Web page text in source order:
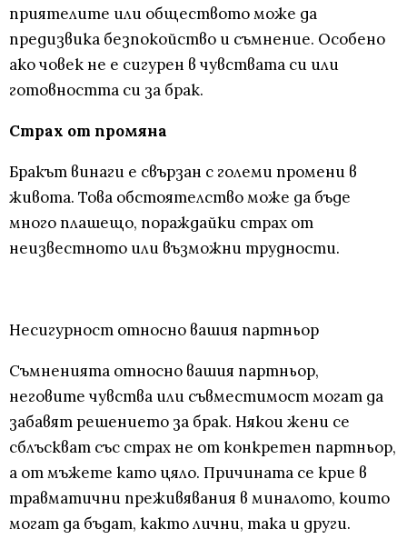
приятелите или обществото може да
предизвика безпокойство и съмнение. Особено
ако човек не е сигурен в чувствата си или
готовността си за брак.
Страх от промяна
Бракът винаги е свързан с големи промени в
живота. Това обстоятелство може да бъде
много плашещо, пораждайки страх от
неизвестното или възможни трудности.
Несигурност относно вашия партньор
Съмненията относно вашия партньор,
неговите чувства или съвместимост могат да
забавят решението за брак. Някои жени се
сблъскват със страх не от конкретен партньор,
а от мъжете като цяло. Причината се крие в
травматични преживявания в миналото, които
могат да бъдат, както лични, така и други.